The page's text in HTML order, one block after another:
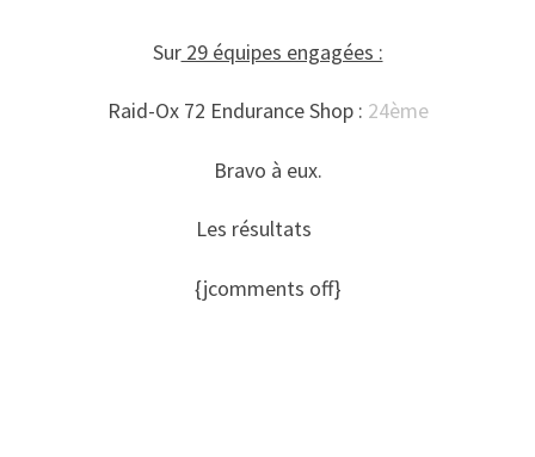
Sur29 équipes engagées :
Raid-Ox 72 Endurance Shop : 24ème
Bravo à eux.
Les résultats
{jcomments off}